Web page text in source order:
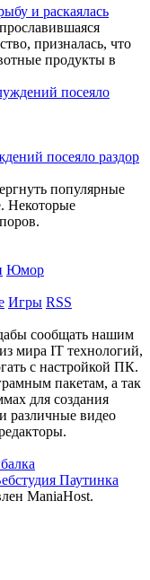
и раскаялась
призналась, что
продукты в
посеяло раздор
популярные
Некоторые
Юмор
Игры RSS
сообщать нашим
мира IT технологий,
с настройкой ПК.
пакетам, а так
для создания
видео
ManiaHost.